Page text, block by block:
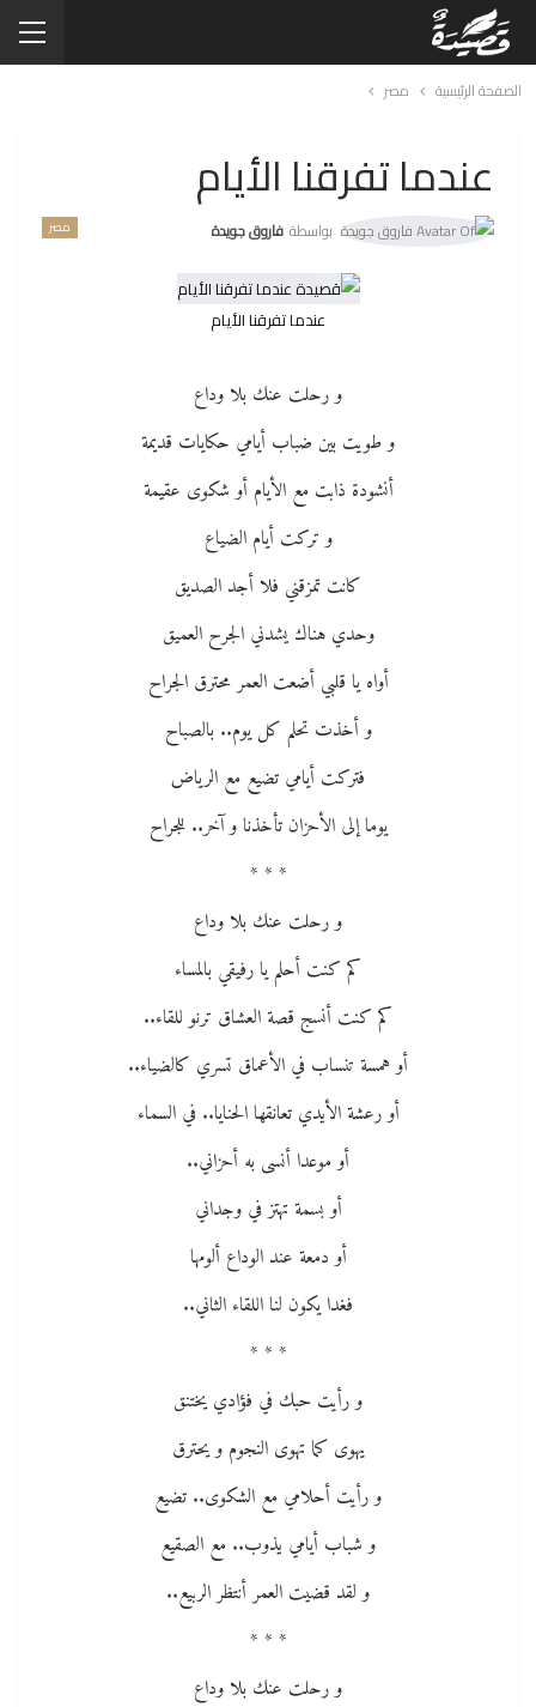
الصفحة الرئيسية مصر
عندما تفرقنا الأيام
مصر بواسطة فاروق جويدة
عندما تفرقنا الأيام
و رحلت عنك بلا وداع
و طويت بين ضباب أيامي حكايات قديمة
أنشودة ذابت مع الأيام أو شكوى عقيمة
و تركت أيام الضياع
كانت تمزقني فلا أجد الصديق
وحدي هناك يشدني الجرح العميق
أواه يا قلبي أضعت العمر محترق الجراح
و أخذت تحلم كل يوم.. بالصباح
فتركت أيامي تضيع مع الرياض
يوما إلى الأحزان تأخذنا و آخر.. للجراح
* * *
و رحلت عنك بلا وداع
كم كنت أحلم يا رفيقي بالمساء
كم كنت أنسج قصة العشاق ترنو للقاء..
أو همسة تنساب في الأعماق تسري كالضياء..
أو رعشة الأيدي تعانقها الحنايا.. في السماء
أو موعدا أنسى به أحزاني..
أو بسمة تهتز في وجداني
أو دمعة عند الوداع ألومها
فغدا يكون لنا اللقاء الثاني..
* * *
و رأيت حبك في فؤادي يختنق
يهوى كما تهوى النجوم و يحترق
و رأيت أحلامي مع الشكوى.. تضيع
و شباب أيامي يذوب.. مع الصقيع
و لقد قضيت العمر أنتظر الربيع..
* * *
و رحلت عنك بلا وداع